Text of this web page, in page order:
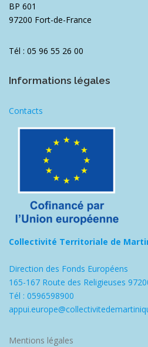
BP 601
97200 Fort-de-France
Tél : 05 96 55 26 00
Informations légales
Contacts
Collectivité Territoriale de
Direction des Fonds Européens
165-167 Route des Religieuses
Tél : 0596598900
Mentions légales